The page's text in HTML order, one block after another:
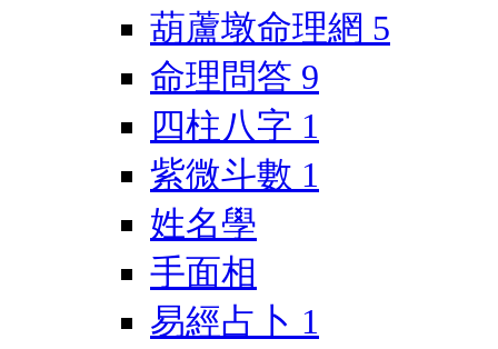
葫蘆墩命理網 5
命理問答 9
四柱八字 1
紫微斗數 1
姓名學
手面相
易經占卜 1